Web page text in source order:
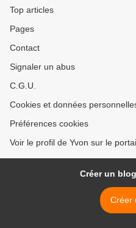
Top articles
Pages
Contact
Signaler un abus
C.G.U.
Cookies et données
Préférences cookies
Voir le profil de Yvon sur le
Créer un
Créer